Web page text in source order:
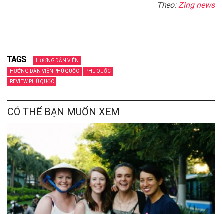
Theo:Zing news
TAGS
HƯỚNG DẪN VIÊN
HƯỚNG DẪN VIÊN PHÚ QUỐC
PHÚ QUỐC
REVIEW PHÚ QUỐC
CÓ THỂ BẠN MUỐN XEM